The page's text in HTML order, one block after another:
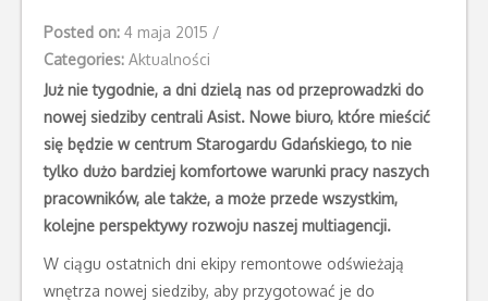
Posted on: 4 maja 2015 /
Categories: Aktualności
Już nie tygodnie, a dni dzielą nas od przeprowadzki do
nowej siedziby centrali Asist. Nowe biuro, które mieścić
się będzie w centrum Starogardu Gdańskiego, to nie
tylko dużo bardziej komfortowe warunki pracy naszych
pracowników, ale także, a może przede wszystkim,
kolejne perspektywy rozwoju naszej multiagencji.
W ciągu ostatnich dni ekipy remontowe odświeżają
wnętrza nowej siedziby, aby przygotować je do